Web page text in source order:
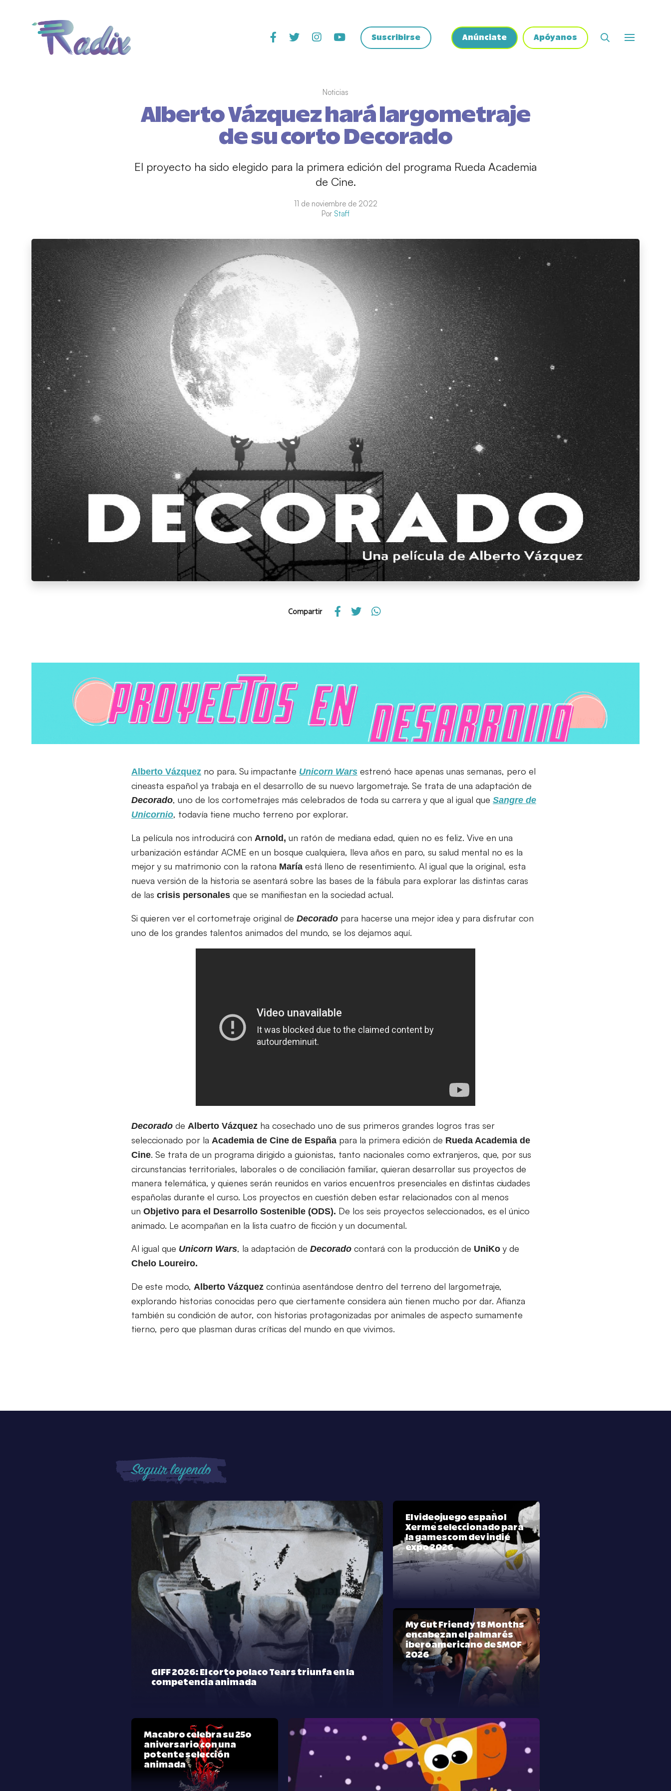
Suscribirse Anúnciate Apóyanos
Noticias
Alberto Vázquez hará largometraje
de su corto Decorado
El proyecto ha sido elegido para la primera edición del programa Rueda Academia
de Cine.
11 de noviembre de 2022
Por Staff
Compartir
Alberto Vázquez no para. Su impactante Unicorn Wars estrenó hace apenas unas semanas, pero el
cineasta español ya trabaja en el desarrollo de su nuevo largometraje. Se trata de una adaptación de
Decorado, uno de los cortometrajes más celebrados de toda su carrera y que al igual que Sangre de
Unicornio, todavía tiene mucho terreno por explorar.
La película nos introducirá con Arnold, un ratón de mediana edad, quien no es feliz. Vive en una
urbanización estándar ACME en un bosque cualquiera, lleva años en paro, su salud mental no es la
mejor y su matrimonio con la ratona María está lleno de resentimiento. Al igual que la original, esta
nueva versión de la historia se asentará sobre las bases de la fábula para explorar las distintas caras
de las crisis personales que se manifiestan en la sociedad actual.
Si quieren ver el cortometraje original de Decorado para hacerse una mejor idea y para disfrutar con
uno de los grandes talentos animados del mundo, se los dejamos aquí.
Decorado de Alberto Vázquez ha cosechado uno de sus primeros grandes logros tras ser
seleccionado por la Academia de Cine de España para la primera edición de Rueda Academia de
Cine. Se trata de un programa dirigido a guionistas, tanto nacionales como extranjeros, que, por sus
circunstancias territoriales, laborales o de conciliación familiar, quieran desarrollar sus proyectos de
manera telemática, y quienes serán reunidos en varios encuentros presenciales en distintas ciudades
españolas durante el curso. Los proyectos en cuestión deben estar relacionados con al menos
un Objetivo para el Desarrollo Sostenible (ODS). De los seis proyectos seleccionados, es el único
animado. Le acompañan en la lista cuatro de ficción y un documental.
Al igual que Unicorn Wars, la adaptación de Decorado contará con la producción de UniKo y de
Chelo Loureiro.
De este modo, Alberto Vázquez continúa asentándose dentro del terreno del largometraje,
explorando historias conocidas pero que ciertamente considera aún tienen mucho por dar. Afianza
también su condición de autor, con historias protagonizadas por animales de aspecto sumamente
tierno, pero que plasman duras críticas del mundo en que vivimos.
Seguir leyendo
GIFF 2026: El corto polaco Tears triunfa en la
competencia animada
El videojuego español
Xerme seleccionado para
la gamescom dev indie
expo 2026
My Gut Friend y 18 Months
encabezan el palmarés
iberoamericano de SMOF
2026
Macabro celebra su 25º
aniversario con una
potente selección
animada